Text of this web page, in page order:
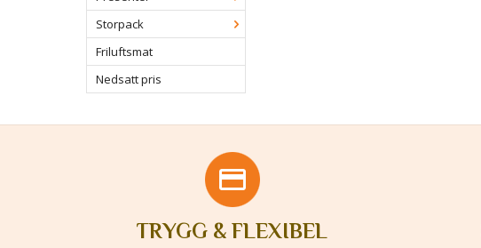
Storpack
Friluftsmat
Nedsatt pris
TRYGG & FLEXIBEL